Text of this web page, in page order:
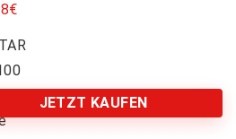
€
JETZT KAUFEN